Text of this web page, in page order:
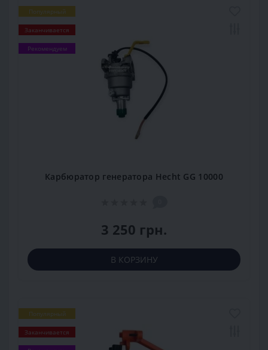
Популярный
Заканчивается
Рекомендуем
Карбюратор генератора Hecht GG 10000
3 250 грн.
В КОРЗИНУ
Популярный
Заканчивается